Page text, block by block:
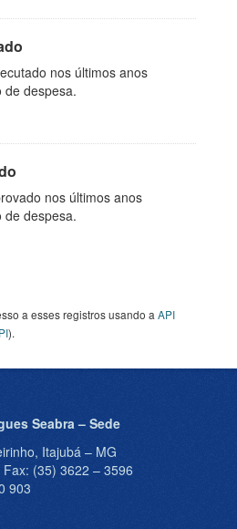
nos últimos anos
de despesa.
nos últimos anos
de despesa.
a esses registros usando a API
).
Seabra – Sede
Itajubá – MG
(35) 3622 – 3596
903